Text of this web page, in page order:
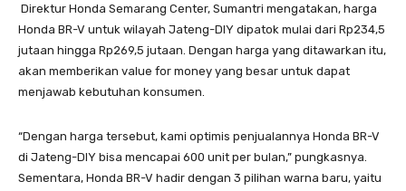
Direktur Honda Semarang Center, Sumantri mengatakan, harga
Honda BR-V untuk wilayah Jateng-DIY dipatok mulai dari Rp234,5
jutaan hingga Rp269,5 jutaan. Dengan harga yang ditawarkan itu,
akan memberikan value for money yang besar untuk dapat
menjawab kebutuhan konsumen.
“Dengan harga tersebut, kami optimis penjualannya Honda BR-V
di Jateng-DIY bisa mencapai 600 unit per bulan,” pungkasnya.
Sementara, Honda BR-V hadir dengan 3 pilihan warna baru, yaitu